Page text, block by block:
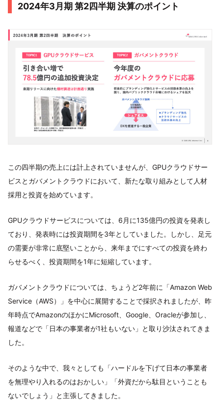
2024年3月期 第2四半期 決算のポイント
この四半期の売上には計上されていませんが、GPUクラウドサー
ビスとガバメントクラウドにおいて、新たな取り組みとして人材
採用と投資を始めています。
GPUクラウドサービスについては、6月に135億円の投資を発表し
ており、発表時には投資期間を3年としていました。しかし、足元
の需要が非常に底堅いことから、来年までにすべての投資を終わ
らせるべく、投資期間を1年に短縮しています。
ガバメントクラウドについては、ちょうど2年前に「Amazon Web
Service（AWS）」を中心に展開することで採択されましたが、昨
年時点でAmazonのほかにMicrosoft、Google、Oracleが参加し、
報道などで「日本の事業者が1社もいない」と取り沙汰されてきま
した。
そのような中で、我々としても「ハードルを下げて日本の事業者
を無理やり入れるのはおかしい」「外資だから駄目ということも
ないでしょう」と主張してきました。